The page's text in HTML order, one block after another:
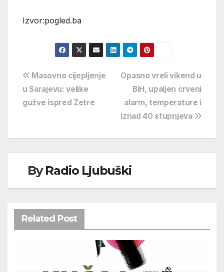
Izvor:pogled.ba
Navigacija
objava
Opasno vreli vikend u
BiH, upaljen crveni
alarm, temperature i
iznad 40 stupnjeva
Masovno cijepljenje
u Sarajevu: velike
gužve ispred Zetre
ByRadio Ljubuški
Related Post